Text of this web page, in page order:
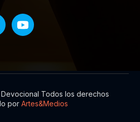
Todos los derechos
porArtes&Medios